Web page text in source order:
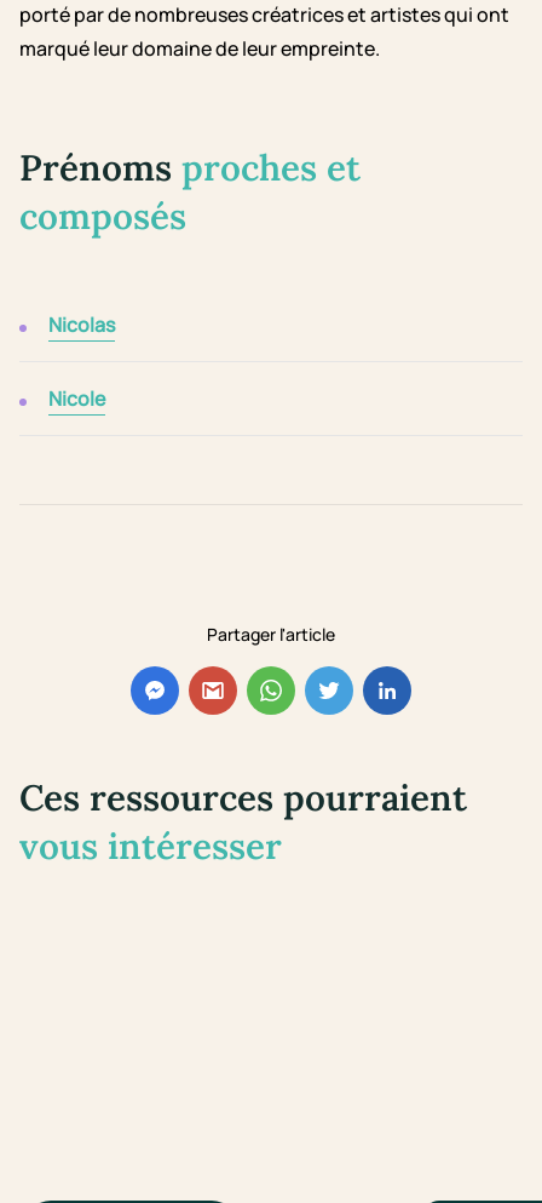
Partager l'article
porté par de nombreuses créatrices et artistes qui ont
marqué leur domaine de leur empreinte.
Prénoms proches et
composés
Nicolas
Nicole
Ces ressources pourraient
vous intéresser